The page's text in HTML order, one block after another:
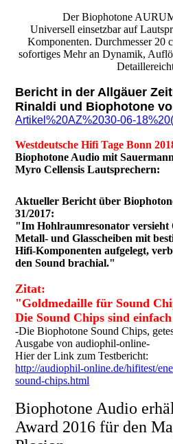
Der Biophotone
Universell einsetzbar auf
Komponenten. Durchmesser 20
sofortiges Mehr an Dynamik,
Bericht in der Allgäuer
Rinaldi und Biophotone
Artikel%20AZ%2030-06-
Westdeutsche Hifi Tage Bonn
Biophotone Audio mit
Myro Cellensis Lautsprechern:
Aktueller Bericht über
31/2017:
"Im Hohlraumresonator
Metall- und Glasscheiben mit
Hifi-Komponenten aufgelegt,
den Sound brachial."
Zitat:
"Goldmedaille für Sound
Die Sound Chips sind
-Die Biophotone Sound Chips,
Ausgabe von audiophil-online-
Hier der Link zum Testbericht:
http://audiophil-online.de/hifitest/
sound-chips.html
Biophotone Audio
Award 2016 für den